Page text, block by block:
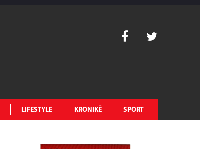
LIFESTYLE KRONIKË SPORT